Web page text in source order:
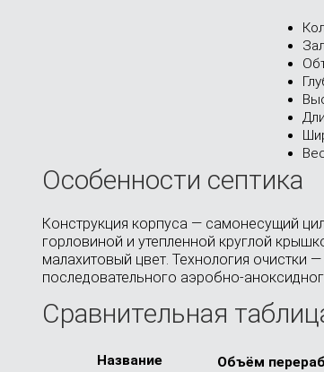
Особенности септика
Конструкция корпуса — самонесущий
горловиной и утепленной круглой
малахитовый цвет. Технология очистки
последовательного аэробно-
Сравнительная
Название Объём